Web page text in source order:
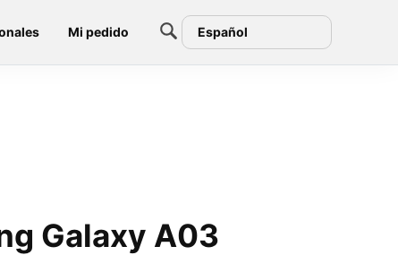
Mi pedido Español
Galaxy A03